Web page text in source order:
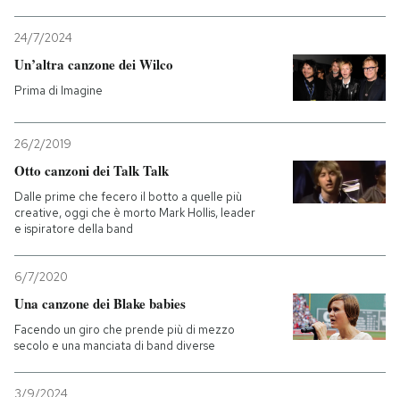
NEWSLETTER
I MIEI PREFERITI
SHOP
CALENDARIO
24/7/2024
Un’altra canzone dei Wilco
Prima di Imagine
26/2/2019
Otto canzoni dei Talk Talk
Dalle prime che fecero il botto a quelle più
creative, oggi che è morto Mark Hollis, leader
e ispiratore della band
6/7/2020
Una canzone dei Blake babies
Facendo un giro che prende più di mezzo
secolo e una manciata di band diverse
3/9/2024